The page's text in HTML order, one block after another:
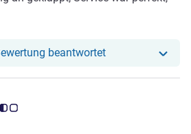
beantwortetUnser Hotel hat
3.5/5